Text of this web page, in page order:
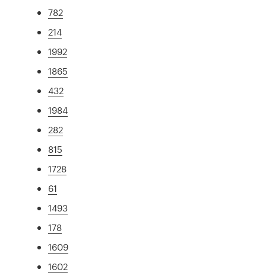
782
214
1992
1865
432
1984
282
815
1728
61
1493
178
1609
1602